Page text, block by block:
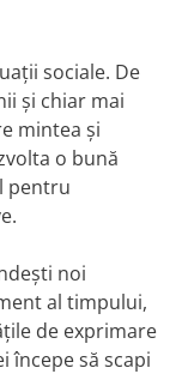
sociale. De
și chiar mai
mintea și
o bună
pentru
noi
al timpului,
de exprimare
începe să scapi